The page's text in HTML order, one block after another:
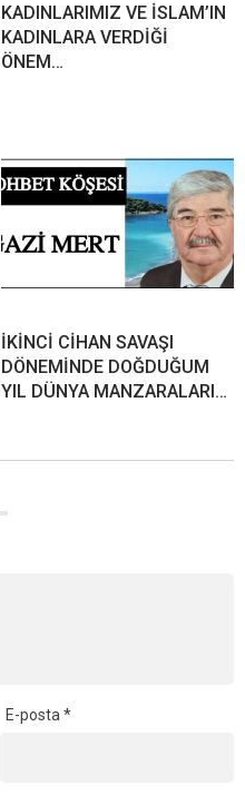
KADINLARIMIZ VE İSLAM’IN
KADINLARA VERDİĞİ
ÖNEM…
İKİNCİ CİHAN SAVAŞI
DÖNEMİNDE DOĞDUĞUM
YIL DÜNYA MANZARALARI…
E-posta*